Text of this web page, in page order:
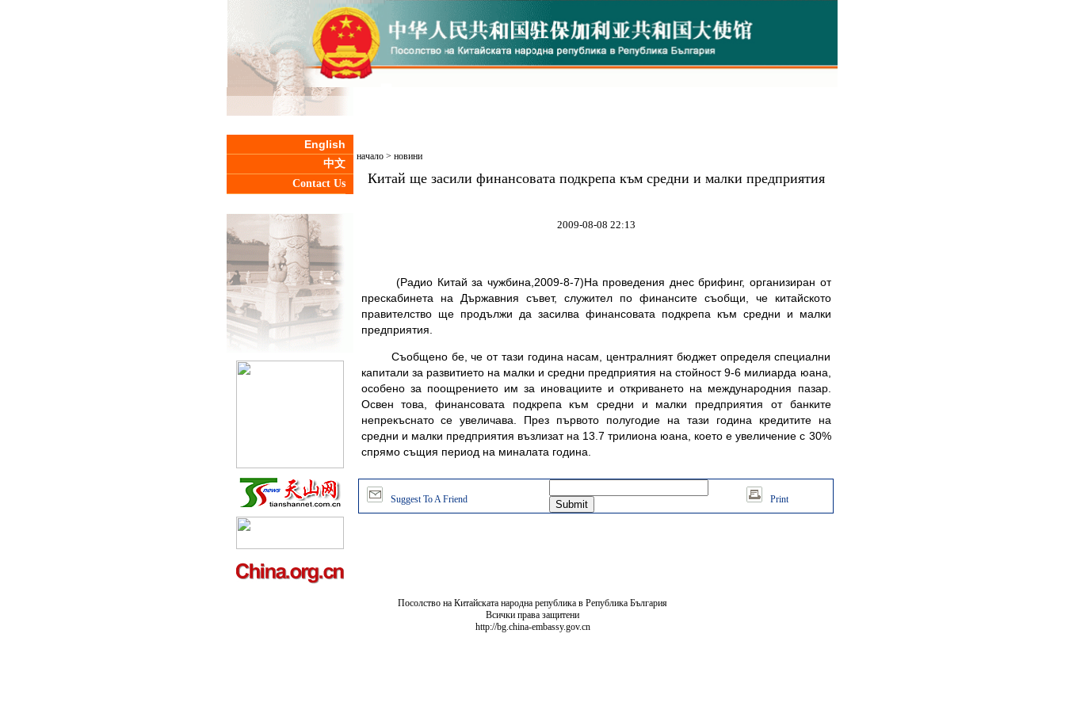
English
中文
Contact Us
начало> новини
Китай ще засили финансовата подкрепа към средни и малки предприятия
2009-08-08 22:13
(Радио Китай за чужбина,2009-8-7)На проведения днес брифинг, организиран от
прескабинета на Държавния съвет, служител по финансите съобщи, че китайското
правителство ще продължи да засилва финансовата подкрепа към средни и малки
предприятия.
Съобщено бе, че от тази година насам, централният бюджет определя специални
капитали за развитието на малки и средни предприятия на стойност 9-6 милиарда юана,
особено за поощрението им за иновациите и откриването на международния пазар.
Освен това, финансовата подкрепа към средни и малки предприятия от банките
непрекъснато се увеличава. През първото полугодие на тази година кредитите на
средни и малки предприятия възлизат на 13.7 трилиона юана, което е увеличение с 30%
спрямо същия период на миналата година.
Suggest To A Friend Print
Посолство на Китайската народна република в Република България
Всички права защитени
http://bg.china-embassy.gov.cn